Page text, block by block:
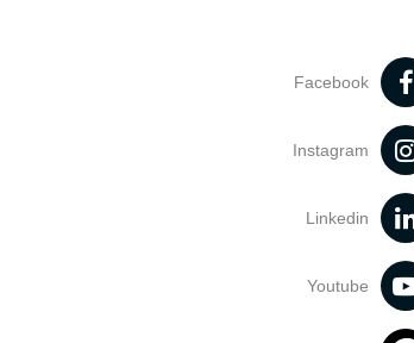
Facebook
Instagram
Linkedin
Youtube